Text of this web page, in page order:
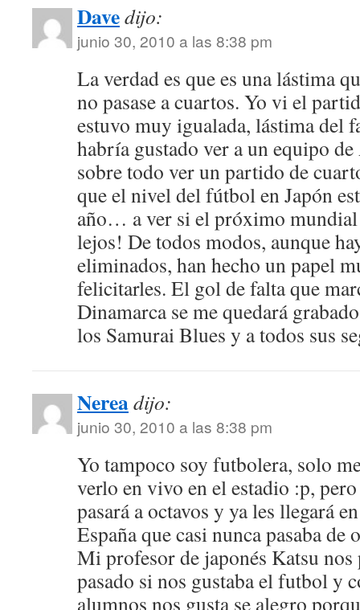
Davedijo:
junio 30, 2010 a las 8:38 pm
La verdad es que es una lástima
no pasase a cuartos. Yo vi el
estuvo muy igualada, lástima del
habría gustado ver a un equipo
sobre todo ver un partido de
que el nivel del fútbol en Japón
año… a ver si el próximo
lejos! De todos modos, aunque
eliminados, han hecho un papel
felicitarles. El gol de falta que
Dinamarca se me quedará
los Samurai Blues y a todos sus
Nereadijo:
junio 30, 2010 a las 8:38 pm
Yo tampoco soy futbolera, solo
verlo en vivo en el estadio :p,
pasará a octavos y ya les llegará
España que casi nunca pasaba de
Mi profesor de japonés Katsu
pasado si nos gustaba el futbol y
alumnos nos gusta se alegro